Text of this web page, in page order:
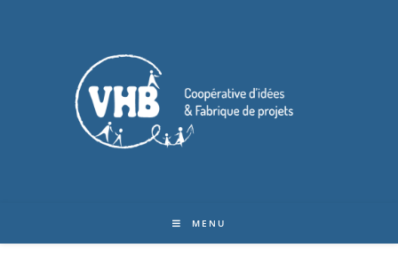
MENU